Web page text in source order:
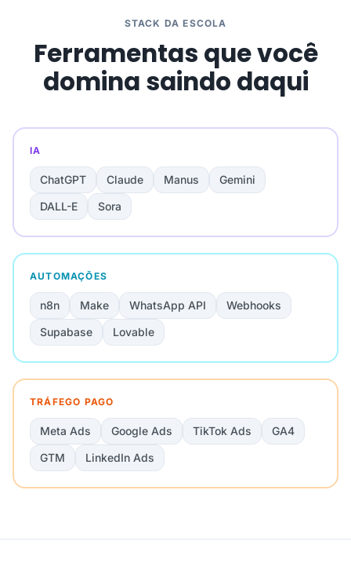
STACK DA ESCOLA
Ferramentas que você
domina saindo daqui
IA
ChatGPT Claude Manus
Gemini
DALL-E
Sora
AUTOMAÇÕES
n8n Make WhatsApp API
Webhooks
Supabase
Lovable
TRÁFEGO PAGO
Meta Ads Google Ads TikTok Ads
GA4
GTM
LinkedIn Ads